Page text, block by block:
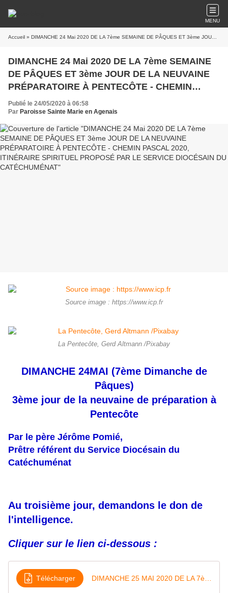
MENU
Accueil » DIMANCHE 24 Mai 2020 DE LA 7ème SEMAINE DE PÂQUES ET 3ème JOUR DE LA NEUVAINE PRÉPARATOIRE À PENTECÔTE - CHEMIN PASCAL 2020, ITINÉRAIRE SPIRITUEL PROPOSÉ PAR LE SERVICE DIOCÉSAIN DU CATÉCHUMÉNAT
DIMANCHE 24 Mai 2020 DE LA 7ème SEMAINE
DE PÂQUES ET 3ème JOUR DE LA NEUVAINE
PRÉPARATOIRE À PENTECÔTE - CHEMIN
PASCAL 2020, ITINÉRAIRE SPIRITUEL
PROPOSÉ PAR LE SERVICE DIOCÉSAIN DU
CATÉCHUMÉNAT
Publié le 24/05/2020 à 06:58
Par Paroisse Sainte Marie en Agenais
Source image : https://www.icp.fr
La Pentecôte, Gerd Altmann /Pixabay
DIMANCHE 24MAI (7ème Dimanchede
Pâques)
3ème jour de la neuvaine de préparation à
Pentecôte
Par le père Jérôme Pomié,
Prêtre référent du Service Diocésain du
Catéchuménat
Au troisième jour, demandons le don de
l'intelligence.
Cliquer sur le lien ci-dessous :
Télécharger